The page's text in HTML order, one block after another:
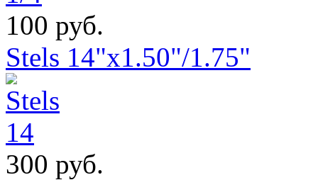
100 руб.
Stels 14"x1.50"/1.75"
300 руб.